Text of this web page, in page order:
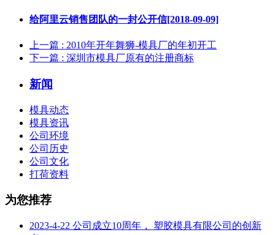
给阿里云销售团队的一封公开信[2018-09-09]
上一篇 : 2010年开年舞狮-模具厂的年初开工
下一篇 : 深圳市模具厂原有的注册商标
新闻
模具动态
模具资讯
公司环境
公司历史
公司文化
打荷资料
为您推荐
2023-4-22 公司成立10周年， 塑胶模具有限公司的创新